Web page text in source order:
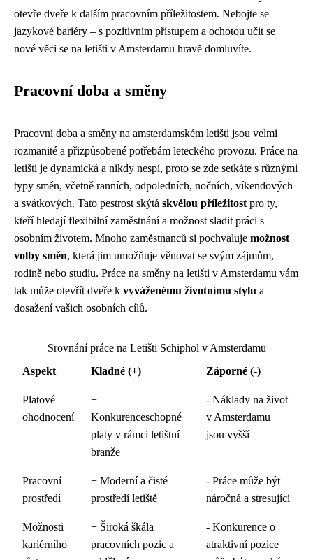
otevře dveře k dalším pracovním příležitostem. Nebojte se
jazykové bariéry – s pozitivním přístupem a ochotou učit se
nové věci se na letišti v Amsterdamu hravě domluvíte.
Pracovní doba a směny
Pracovní doba a směny na amsterdamském letišti jsou velmi
rozmanité a přizpůsobené potřebám leteckého provozu. Práce na
letišti je dynamická a nikdy nespí, proto se zde setkáte s různými
typy směn, včetně ranních, odpoledních, nočních, víkendových
a svátkových. Tato pestrost skýtá skvělou příležitost pro ty,
kteří hledají flexibilní zaměstnání a možnost sladit práci s
osobním životem. Mnoho zaměstnanců si pochvaluje možnost
volby směn, která jim umožňuje věnovat se svým zájmům,
rodině nebo studiu. Práce na směny na letišti v Amsterdamu vám
tak může otevřít dveře k vyváženému životnímu stylu a
dosažení vašich osobních cílů.
Srovnání práce na Letišti Schiphol v Amsterdamu
Aspekt
Kladné (+) Záporné (-)
Platové
ohodnocení
+
Konkurenceschopné
platy v rámci letištní
branže
- Náklady na život
v Amsterdamu
jsou vyšší
Pracovní
prostředí
+ Moderní a čisté
prostředí letiště
- Práce může být
náročná a stresující
Možnosti
kariérního
+ Široká škála
pracovních pozic a
- Konkurence o
atraktivní pozice